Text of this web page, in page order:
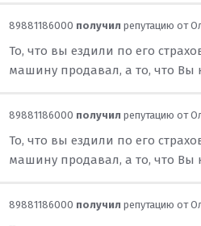
89881186000 получил репутацию от
То, что вы ездили по его
машину продавал, а то, что Вы
89881186000 получил репутацию от
То, что вы ездили по его
машину продавал, а то, что Вы
89881186000 получил репутацию от